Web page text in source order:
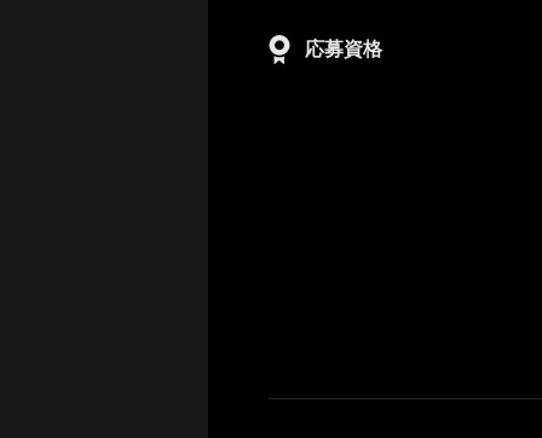
応募資格